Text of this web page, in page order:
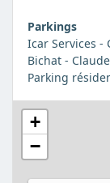
Parkings
Icar Services -
Bichat -
Parking
+
−